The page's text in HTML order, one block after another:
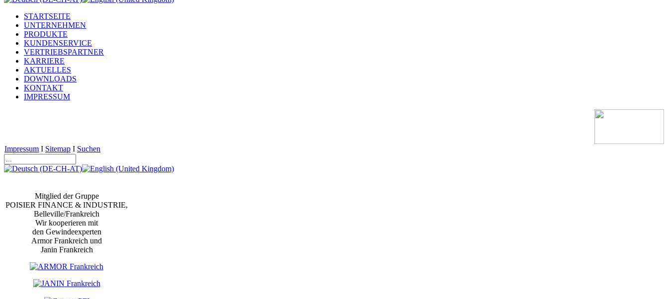
STARTSEITE
UNTERNEHMEN
PRODUKTE
KUNDENSERVICE
VERTRIEBSPARTNER
KARRIERE
AKTUELLES
DOWNLOADS
KONTAKT
IMPRESSUM
Impressum I Sitemap I Suchen
Mitglied der Gruppe
POISIER FINANCE & INDUSTRIE,
Belleville/Frankreich
Wir kooperieren mit
den Gewindeexperten
Armor Frankreich und
Janin Frankreich